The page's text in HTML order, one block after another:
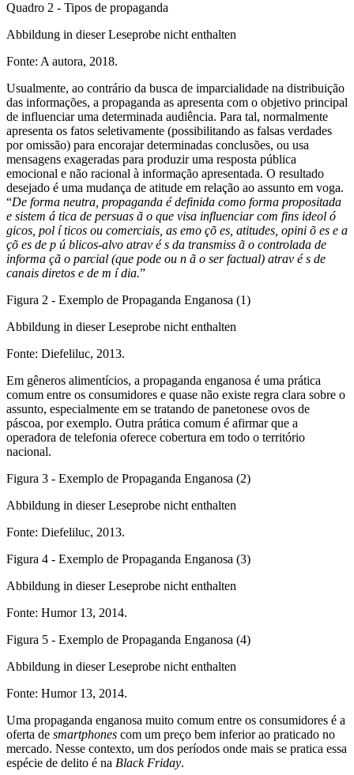
Quadro 2 - Tipos de propaganda
Abbildung in dieser Leseprobe nicht enthalten
Fonte: A autora, 2018.
Usualmente, ao contrário da busca de imparcialidade na distribuição
das informações, a propaganda as apresenta com o objetivo principal
de influenciar uma determinada audiência. Para tal, normalmente
apresenta os fatos seletivamente (possibilitando as falsas verdades
por omissão) para encorajar determinadas conclusões, ou usa
mensagens exageradas para produzir uma resposta pública
emocional e não racional à informação apresentada. O resultado
desejado é uma mudança de atitude em relação ao assunto em voga.
“De forma neutra, propaganda é definida como forma propositada
e sistem á tica de persuas ã o que visa influenciar com fins ideol ó
gicos, pol í ticos ou comerciais, as emo çõ es, atitudes, opini õ es e a
çõ es de p ú blicos-alvo atrav é s da transmiss ã o controlada de
informa çã o parcial (que pode ou n ã o ser factual) atrav é s de
canais diretos e de m í dia.”
Figura 2 - Exemplo de Propaganda Enganosa (1)
Abbildung in dieser Leseprobe nicht enthalten
Fonte: Diefeliluc, 2013.
Em gêneros alimentícios, a propaganda enganosa é uma prática
comum entre os consumidores e quase não existe regra clara sobre o
assunto, especialmente em se tratando de panetonese ovos de
páscoa, por exemplo. Outra prática comum é afirmar que a
operadora de telefonia oferece cobertura em todo o território
nacional.
Figura 3 - Exemplo de Propaganda Enganosa (2)
Abbildung in dieser Leseprobe nicht enthalten
Fonte: Diefeliluc, 2013.
Figura 4 - Exemplo de Propaganda Enganosa (3)
Abbildung in dieser Leseprobe nicht enthalten
Fonte: Humor 13, 2014.
Figura 5 - Exemplo de Propaganda Enganosa (4)
Abbildung in dieser Leseprobe nicht enthalten
Fonte: Humor 13, 2014.
Uma propaganda enganosa muito comum entre os consumidores é a
oferta de smartphones com um preço bem inferior ao praticado no
mercado. Nesse contexto, um dos períodos onde mais se pratica essa
espécie de delito é na Black Friday.